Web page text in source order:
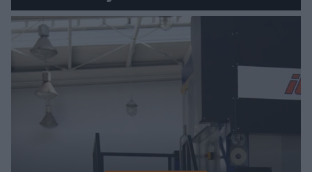
skuterze